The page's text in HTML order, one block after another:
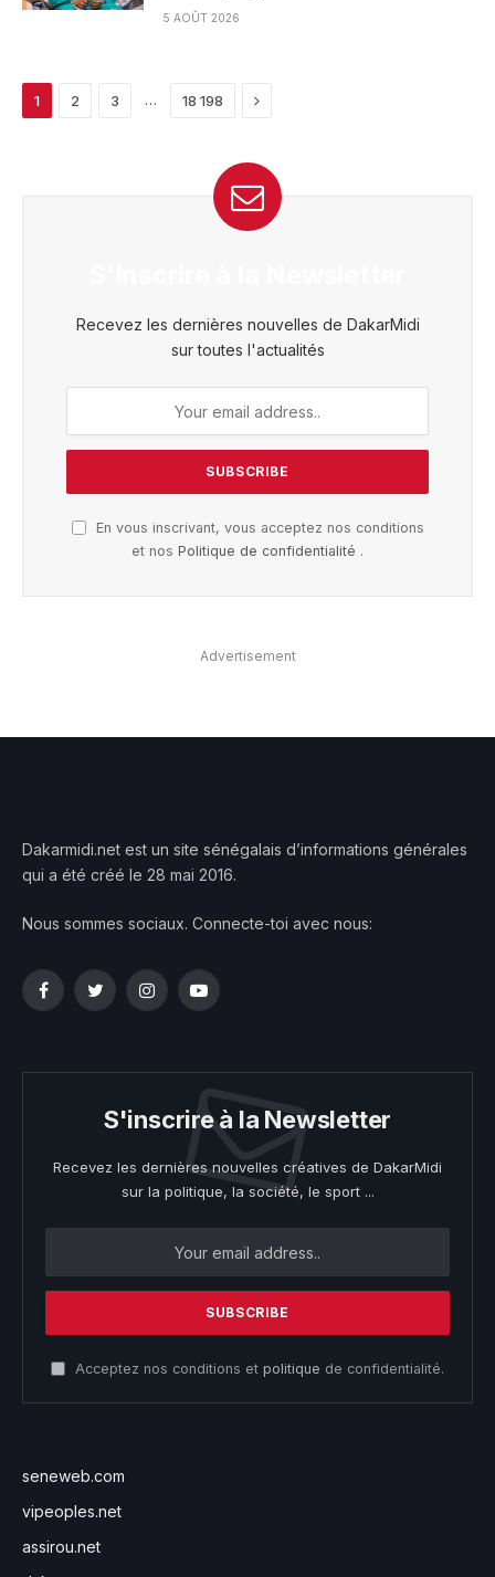
5 AOÛT 2026
1 2 3 … 18 198 Next
Recevez les dernières nouvelles de DakarMidi
sur toutes l'actualités
En vous inscrivant, vous acceptez nos conditions
et nos Politique de confidentialité .
Advertisement
Dakarmidi.net est un site sénégalais d’informations générales
qui a été créé le 28 mai 2016.
Nous sommes sociaux. Connecte-toi avec nous:
FacebookTwitterInstagramYouTube
S'inscrire à la Newsletter
Recevez les dernières nouvelles créatives de DakarMidi
sur la politique, la société, le sport ...
Acceptez nos conditions et politique de confidentialité.
seneweb.com
vipeoples.net
assirou.net